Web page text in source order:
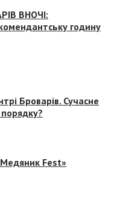
ВНОЧІ:
годину
Броварів. Сучасне
Fest»